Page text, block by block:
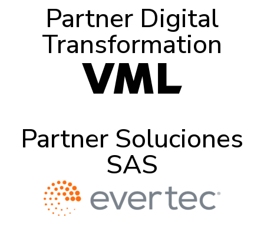
Partner Digital
Transformation
Partner Soluciones
SAS